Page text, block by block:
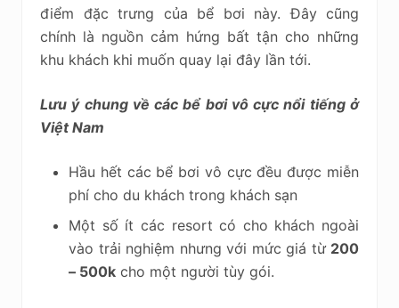
điểm đặc trưng của bể bơi này. Đây cũng
chính là nguồn cảm hứng bất tận cho những
khu khách khi muốn quay lại đây lần tới.
Lưu ý chung về các bể bơi vô cực nổi tiếng ở
Việt Nam
Hầu hết các bể bơi vô cực đều được miễn
phí cho du khách trong khách sạn
Một số ít các resort có cho khách ngoài
vào trải nghiệm nhưng với mức giá từ 200
– 500k cho một người tùy gói.